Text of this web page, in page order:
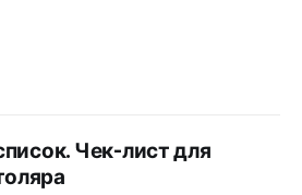
Чек-лист для